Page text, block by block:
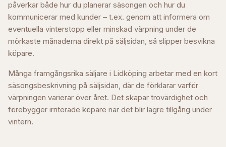
påverkar både hur du planerar säsongen och hur du
kommunicerar med kunder – t.ex. genom att informera om
eventuella vinterstopp eller minskad värpning under de
mörkaste månaderna direkt på säljsidan, så slipper besvikna
köpare.
Många framgångsrika säljare i Lidköping arbetar med en kort
säsongsbeskrivning på säljsidan, där de förklarar varför
värpningen varierar över året. Det skapar trovärdighet och
förebygger irriterade köpare när det blir lägre tillgång under
vintern.